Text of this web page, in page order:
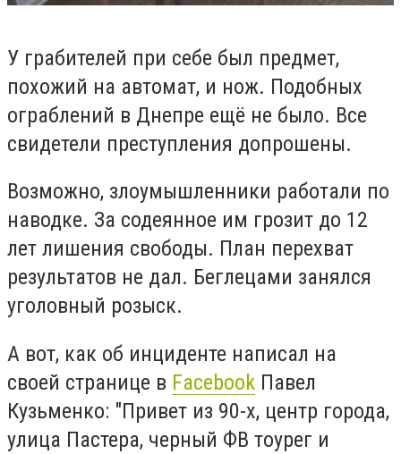
У грабителей при себе был предмет,
похожий на автомат, и нож. Подобных
ограблений в Днепре ещё не было. Все
свидетели преступления допрошены.
Возможно, злоумышленники работали по
наводке. За содеянное им грозит до 12
лет лишения свободы. План перехват
результатов не дал. Беглецами занялся
уголовный розыск.
А вот, как об инциденте написал на
своей странице в Facebook Павел
Кузьменко: "Привет из 90-х, центр города,
улица Пастера, черный ФВ тоурег и